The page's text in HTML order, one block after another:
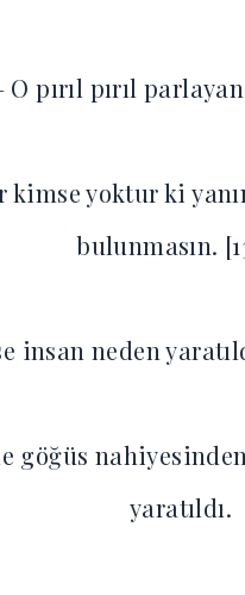
O pırıl pırıl
kimse yoktur ki
bulunmasın.
insan neden
göğüs
yaratıldı.